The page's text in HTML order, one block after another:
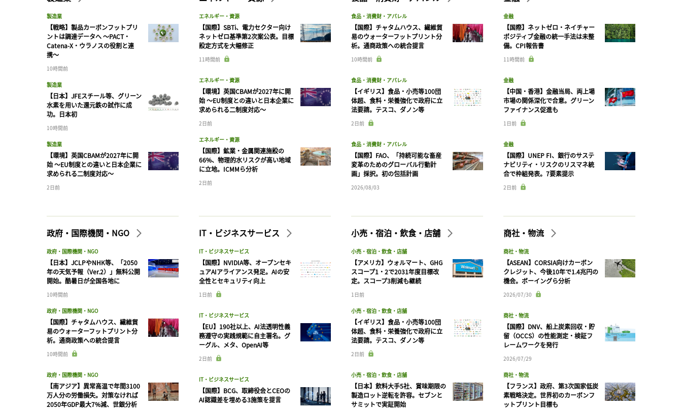
製造業
【戦略】製品カーボンフットプリ
ントは調達データへ 〜PACT・
Catena-X・ウラノスの役割と連
携〜
10時間前
製造業
【日本】JFEスチール等、グリーン
水素を用いた還元鉄の試作に成
功。日本初
10時間前
製造業
【環境】英国CBAMが2027年に開
始 〜EU制度との違いと日本企業に
求められる二制度対応〜
2日前
エネルギー・資源
【国際】SBTi、電力セクター向け
ネットゼロ基準第2次案公表。目標
設定方式を大幅修正
11時間前
エネルギー・資源
【環境】英国CBAMが2027年に開
始 〜EU制度との違いと日本企業に
求められる二制度対応〜
2日前
エネルギー・資源
【国際】鉱業・金属関連施設の
66%、物理的水リスクが高い地域
に立地。ICMMら分析
2日前
食品・消費財・アパレル
【国際】チャタムハウス、繊維貿
易のウォーターフットプリント分
析。通商政策への統合提言
10時間前
食品・消費財・アパレル
【イギリス】食品・小売等100団
体超、食料・栄養強化で政府に立
法要請。テスコ、ダノン等
2日前
食品・消費財・アパレル
【国際】FAO、「持続可能な畜産
変革のためのグローバル行動計
画」採択。初の包括計画
2026/08/03
金融
【国際】ネットゼロ・ネイチャー
ポジティブ金融の統一手法は未整
備。CPI報告書
11時間前
金融
【中国・香港】金融当局、両上場
市場の関係深化で合意。グリーン
ファイナンス促進も
1日前
金融
【国際】UNEP FI、銀行のサステ
ナビリティ・リスクのリスマネ統
合で枠組発表。7要素提示
2日前
政府・国際機関・NGO
政府・国際機関・NGO
【日本】JCLPやNHK等、「2050
年の天気予報（Ver.2）」無料公開
開始。酷暑日が全国各地に
10時間前
政府・国際機関・NGO
【国際】チャタムハウス、繊維貿
易のウォーターフットプリント分
析。通商政策への統合提言
10時間前
政府・国際機関・NGO
【南アジア】異常高温で年間3100
万人分の労働損失。対策なければ
2050年GDP最大7%減、世銀分析
IT・ビジネスサービス
IT・ビジネスサービス
【国際】NVIDIA等、オープンセキ
ュアAIアライアンス発足。AIの安
全性とセキュリティ向上
1日前
IT・ビジネスサービス
【EU】190社以上、AI法透明性義
務遵守の実践規範に自主署名。グ
ーグル、メタ、OpenAI等
2日前
IT・ビジネスサービス
【国際】BCG、取締役会とCEOの
AI認識差を埋める3施策を提言
小売・宿泊・飲食・店舗
小売・宿泊・飲食・店舗
【アメリカ】ウォルマート、GHG
スコープ1・2で2031年度目標改
定。スコープ3削減も継続
1日前
小売・宿泊・飲食・店舗
【イギリス】食品・小売等100団
体超、食料・栄養強化で政府に立
法要請。テスコ、ダノン等
2日前
小売・宿泊・飲食・店舗
【日本】飲料大手5社、賞味期限の
製造ロット逆転を許容。セブンと
サミットで実証開始
商社・物流
商社・物流
【ASEAN】CORSIA向けカーボン
クレジット、今後10年で1.4兆円の
機会。ボーイングら分析
2026/07/30
商社・物流
【国際】DNV、船上炭素回収・貯
留（OCCS）の性能測定・検証フ
レームワークを発行
2026/07/29
商社・物流
【フランス】政府、第3次国家低炭
素戦略決定。世界初のカーボンフ
ットプリント目標も
記事をお気に入りに保存するには
ログイン 会員登録